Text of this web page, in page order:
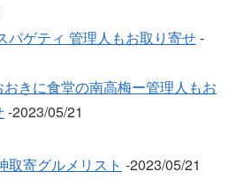
パゲティ 管理人もお取り寄せ‐
おきに食堂の南高梅ー管理人もお
‐2023/05/21
取寄グルメリスト ‐2023/05/21